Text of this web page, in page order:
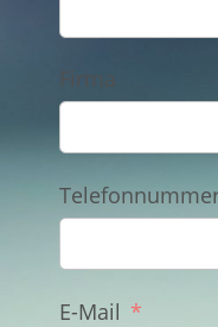
Firma
E-Mail